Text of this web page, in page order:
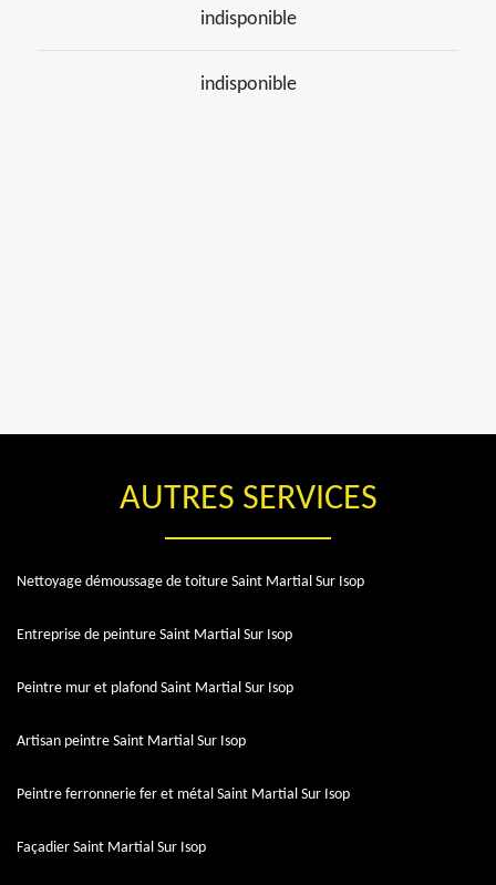
indisponible
indisponible
AUTRES SERVICES
Nettoyage démoussage de toiture Saint Martial Sur Isop
Entreprise de peinture Saint Martial Sur Isop
Peintre mur et plafond Saint Martial Sur Isop
Artisan peintre Saint Martial Sur Isop
Peintre ferronnerie fer et métal Saint Martial Sur Isop
Façadier Saint Martial Sur Isop